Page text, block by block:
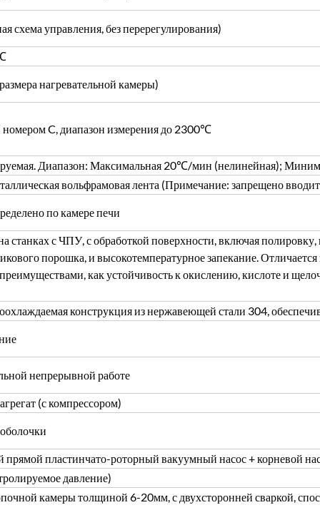
схема управления, без перерегулирования)
нагревательной камеры)
номером C, диапазон измерения до 2300℃
Диапазон: Максимальная 20℃/мин (нелинейная);
вольфрамовая лента (Примечание: запрещено
по камере печи
станках с ЧПУ, с обработкой поверхности, включая
порошка, и высокотемпературное запекание.
как устойчивость к окислению, кислоте и
конструкция из нержавеющей стали 304,
непрерывной работе
(с компрессором)
прямой пластинчато-роторный вакуумный насос + корневой
давление)
камеры толщиной 6-20мм, с двухсторонней сваркой,